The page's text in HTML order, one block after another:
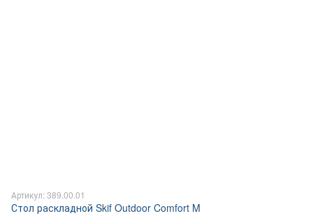
Артикул: 389.00.01
Стол раскладной Skif Outdoor Comfort M